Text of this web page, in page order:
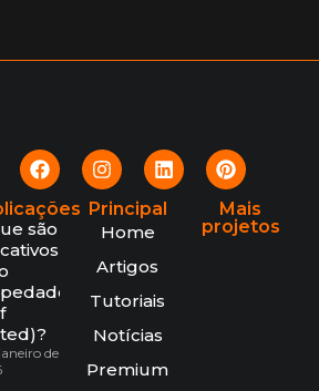
são
de
Principal
Home
Artigos
Tutoriais
Notícias
Premium
Mais
projetos